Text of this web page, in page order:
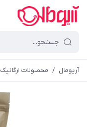
آریومال / محصولات ارگانیک